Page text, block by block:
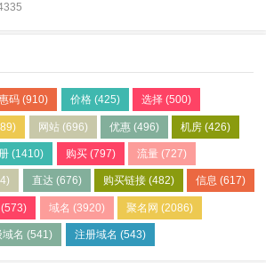
码 (910) 价格(425) 选择(500)
网站(696) 优惠(496) 机房 (426)
(1410) 购买(797) 流量(727)
直达 (676) 购买链接(482) 信息 (617)
(573) 域名 (3920) 聚名网 (2086)
名 (541) 注册域名 (543)